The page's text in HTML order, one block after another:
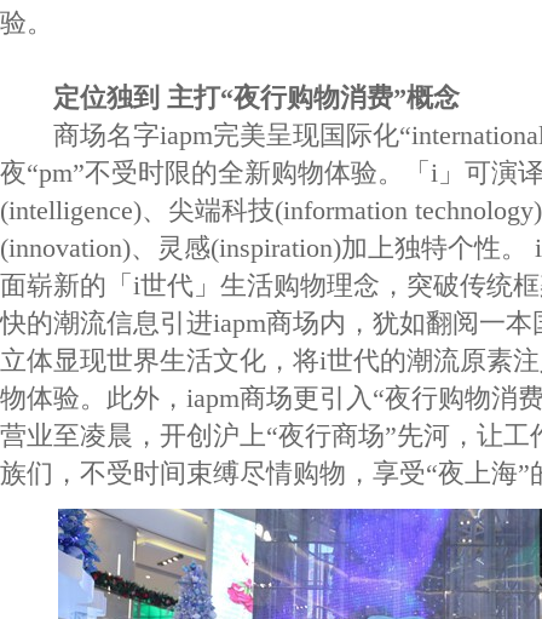
验。
定位独到 主打“夜行购物消费”概念
商场名字iapm完美呈现国际化
夜“pm”不受时限的全新购物体验。「i」可演
(intelligence)、尖端科技(information
(innovation)、灵感(inspiration)加上独特个性。
面崭新的「i世代」生活购物理念，突破传统
快的潮流信息引进iapm商场内，犹如翻阅一
立体显现世界生活文化，将i世代的潮流原素
物体验。此外，iapm商场更引入“夜行购物消
营业至凌晨，开创沪上“夜行商场”先河，让
族们，不受时间束缚尽情购物，享受“夜上海”